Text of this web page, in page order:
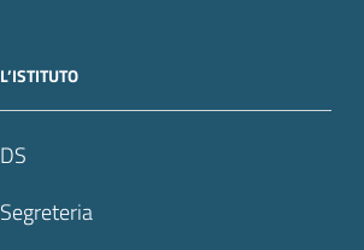
L’ISTITUTO
DS
Segreteria